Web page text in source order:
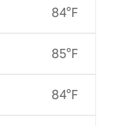
84°F
85°F
84°F